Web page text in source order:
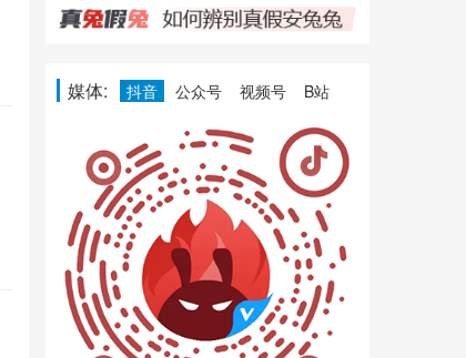
媒体: 抖音 公众号 视频号 B站